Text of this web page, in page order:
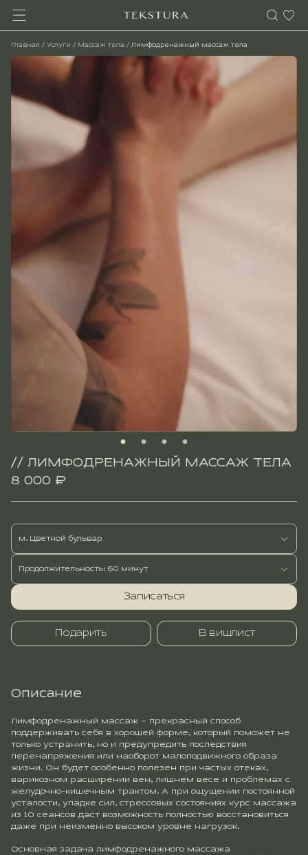
Главная / Услуги / Массаж тела / Лимфодренажный массаж тела
// ЛИМФОДРЕНАЖНЫЙ МАССАЖ ТЕЛА
8 000 ₽
м. Цветной бульвар
Продолжительность: 60 минут
Записаться
Подарить В вишлист
Описание
Лимфодренажный массаж – прекрасный способ
поддерживать себя в хорошей форме, который поможет не
только устранить, но и предупредить последствия
перенапряжения или наоборот малоподвижного образа
жизни. Он будет особенно полезен при частых отеках,
варикозном расширении вен, лишнем весе и проблемах с
желудочно-кишечным трактом. А при ощущении постоянной
усталости, упадке сил, стрессовых состояниях курс массажа
из 10 сеансов даст возможность полностью восстановиться
даже при неизменно высоком уровне нагрузок.
Основная задача лимфодренажного массажа